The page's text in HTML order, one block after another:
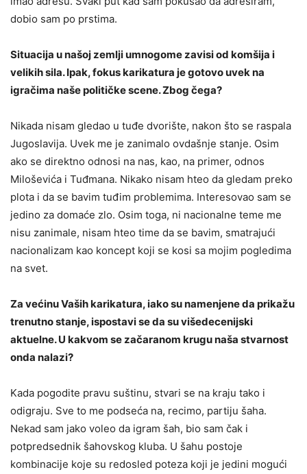
dobio sam po prstima.
Situacija u našoj zemlji umnogome zavisi od komšija i
velikih sila. Ipak, fokus karikatura je gotovo uvek na
igračima naše političke scene. Zbog čega?
Nikada nisam gledao u tuđe dvorište, nakon što se raspala
Jugoslavija. Uvek me je zanimalo ovdašnje stanje. Osim
ako se direktno odnosi na nas, kao, na primer, odnos
Miloševića i Tuđmana. Nikako nisam hteo da gledam preko
plota i da se bavim tuđim problemima. Interesovao sam se
jedino za domaće zlo. Osim toga, ni nacionalne teme me
nisu zanimale, nisam hteo time da se bavim, smatrajući
nacionalizam kao koncept koji se kosi sa mojim pogledima
na svet.
Za većinu Vaših karikatura, iako su namenjene da prikažu
trenutno stanje, ispostavi se da su višedecenijski
aktuelne. U kakvom se začaranom krugu naša stvarnost
onda nalazi?
Kada pogodite pravu suštinu, stvari se na kraju tako i
odigraju. Sve to me podseća na, recimo, partiju šaha.
Nekad sam jako voleo da igram šah, bio sam čak i
potpredsednik šahovskog kluba. U šahu postoje
kombinacije koje su redosled poteza koji je jedini mogući